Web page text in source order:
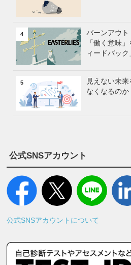
4
バーンアウト
「働く意味
ィードバッ
5
見えない未
なくなるのか
公式SNSアカウント
公式SNSアカウントについて